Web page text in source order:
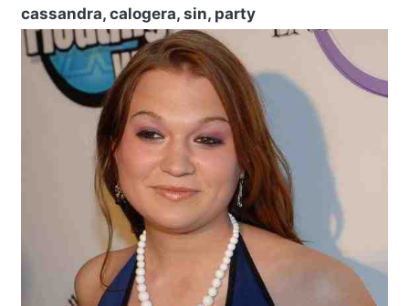
cassandra, calogera, sin, party